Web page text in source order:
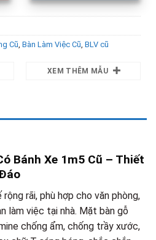
Cũ, Bàn Làm Việc Cũ, BLV cũ
XEM THÊM MẪU
Bánh Xe 1m5 Cũ – Thiết
rãi, phù hợp cho văn phòng,
làm việc tại nhà. Mặt bàn gỗ
chống ẩm, chống trầy xước,